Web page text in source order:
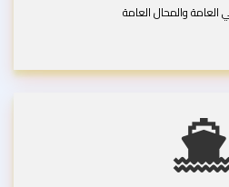
العامة والمحال العامة